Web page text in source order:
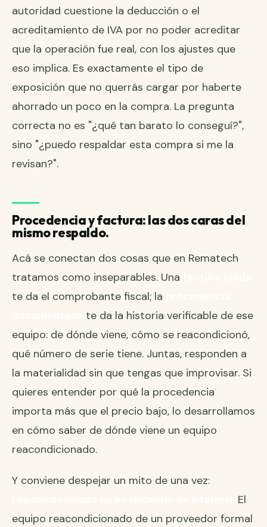
autoridad cuestione la deducción o el
acreditamiento de IVA por no poder acreditar
que la operación fue real, con los ajustes que
eso implica. Es exactamente el tipo de
exposición que no querrás cargar por haberte
ahorrado un poco en la compra. La pregunta
correcta no es "¿qué tan barato lo conseguí?",
sino "¿puedo respaldar esta compra si me la
revisan?".
Procedencia y factura: las dos caras del
mismo respaldo.
Acá se conectan dos cosas que en Rematech
tratamos como inseparables. Una
te da el comprobante fiscal; la
te da la historia verificable de ese
equipo: de dónde viene, cómo se reacondicionó,
qué número de serie tiene. Juntas, responden a
la materialidad sin que tengas que improvisar. Si
quieres entender por qué la procedencia
importa más que el precio bajo, lo desarrollamos
en cómo saber de dónde viene un equipo
reacondicionado.
Y conviene despejar un mito de una vez:
El
equipo reacondicionado de un proveedor formal